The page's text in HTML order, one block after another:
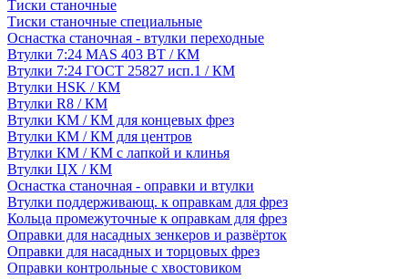
Тиски станочные
Тиски станочные специальные
Оснастка станочная - втулки переходные
Втулки 7:24 MAS 403 BT / КМ
Втулки 7:24 ГОСТ 25827 исп.1 / КМ
Втулки HSK / КМ
Втулки R8 / КМ
Втулки КМ / КМ для концевых фрез
Втулки КМ / КМ для центров
Втулки КМ / КМ с лапкой и клинья
Втулки ЦХ / КМ
Оснастка станочная - оправки и втулки
Втулки поддерживающ. к оправкам для фрез
Кольца промежуточные к оправкам для фрез
Оправки для насадных зенкеров и развёрток
Оправки для насадных и торцовых фрез
Оправки контрольные с хвостовиком